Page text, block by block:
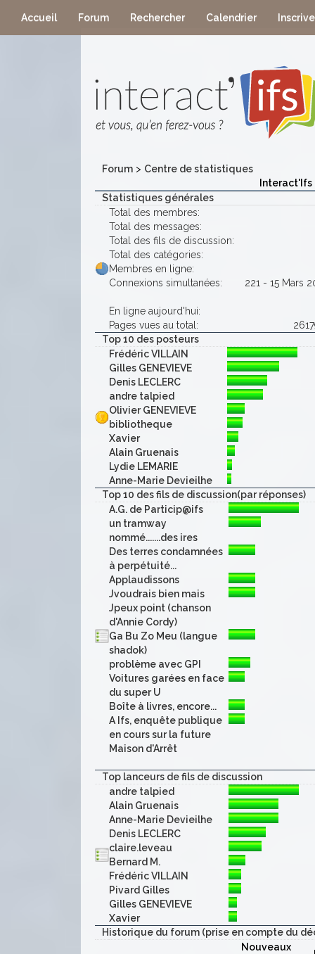
Accueil Forum Rechercher Calendrier
Forum > Centre de statistiques
Statistiques générales
Total des membres:
Total des messages:
Total des fils de discussion:
Total des catégories:
Membres en ligne:
Connexions simultanées:
221 - 15 Mars
En ligne aujourd'hui:
Pages vues au total:
Top 10 des posteurs
Frédéric VILLAIN
Gilles GENEVIEVE
Denis LECLERC
andre talpied
Olivier GENEVIEVE
bibliotheque
Xavier
Alain Gruenais
Lydie LEMARIE
Anne-Marie Devieilhe
Top 10 des fils de discussion(par réponses)
A.G. de Particip@ifs
un tramway
nommé.......des ires
Des terres condamnées
à perpétuité...
Applaudissons
Jvoudrais bien mais
Jpeux point (chanson
d'Annie Cordy)
Ga Bu Zo Meu (langue
shadok)
problème avec GPI
Voitures garées en face
du super U
Boîte à livres, encore...
A Ifs, enquête publique
en cours sur la future
Maison d'Arrêt
Top lanceurs de fils de discussion
andre talpied
Alain Gruenais
Anne-Marie Devieilhe
Denis LECLERC
claire.leveau
Bernard M.
Frédéric VILLAIN
Pivard Gilles
Gilles GENEVIEVE
Xavier
Historique du forum (prise en compte du
Nouveaux